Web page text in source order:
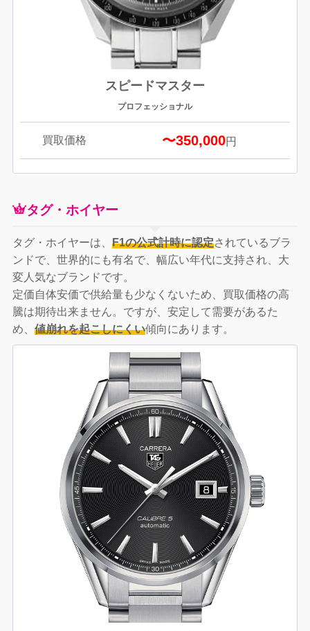
スピードマスター
プロフェッショナル
買取価格 〜350,000円
タグ・ホイヤー
タグ・ホイヤーは、 F1の公式計時に認定されているブラ
ンドで、世界的にも有名で、幅広い年代に支持され、大
変人気なブランドです。
定価自体安価で供給量も少なくないため、買取価格の高
騰は期待出来ません。ですが、安定して需要があるた
め、 値崩れを起こしにくい傾向にあります。